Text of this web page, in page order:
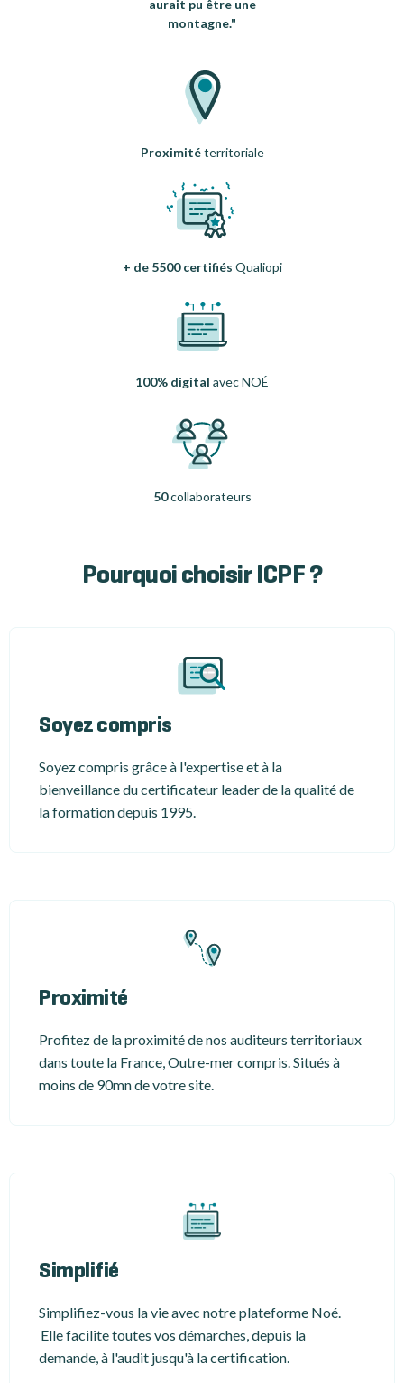
+ de 5500 certifiés Qualiopi
100% digital avec NOÉ
aurait pu être une
montagne."
50collaborateurs
Proximitéterritoriale
Pourquoi choisir ICPF ?
Soyez compris
Soyez compris grâce à l'expertise et à la
bienveillance du certificateur leader de la qualité de
la formation depuis 1995.
Proximité
Profitez de la proximité de nos auditeurs territoriaux
dans toute la France, Outre-mer compris. Situés à
moins de 90mn de votre site.
Simplifié
Simplifiez-vous la vie avec notre plateforme Noé.
Elle facilite toutes vos démarches, depuis la
demande, à l'audit jusqu'à la certification.